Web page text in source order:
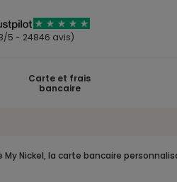
5 - 24846 avis)
Carte et frais
bancaire
Nickel, la carte bancaire